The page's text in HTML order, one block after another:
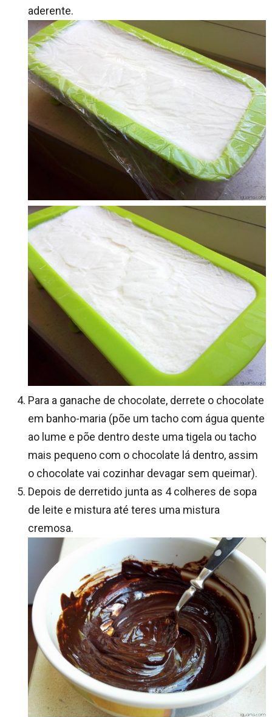
aderente.
Para a ganache de chocolate, derrete o chocolate
em banho-maria (põe um tacho com água quente
ao lume e põe dentro deste uma tigela ou tacho
mais pequeno com o chocolate lá dentro, assim
o chocolate vai cozinhar devagar sem queimar).
Depois de derretido junta as 4 colheres de sopa
de leite e mistura até teres uma mistura
cremosa.